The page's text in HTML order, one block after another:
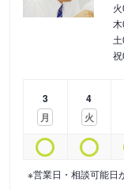
火
木
土
祝
3
月
4
火
※営業日・相談可能日